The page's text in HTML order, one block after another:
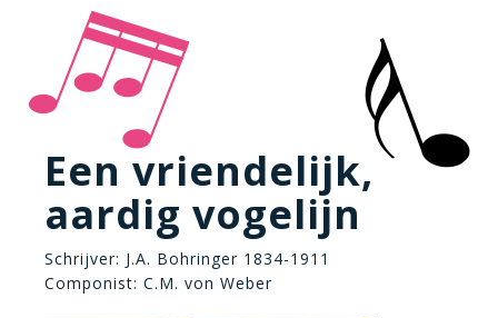
Een vriendelijk,
aardig vogelijn
Schrijver: J.A. Bohringer 1834-1911
Componist: C.M. von Weber